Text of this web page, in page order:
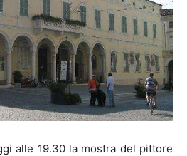
alle 19.30 la mostra del pittore